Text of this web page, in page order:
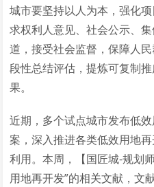
城市要坚持以人为本，强化
求权利人意见、社会公示、
道，接受社会监督，保障人
段性总结评估，提炼可复制
果。
近期，多个试点城市发布低
案，深入推进各类低效用地
利用。本周，【国匠城-规划
用地再开发”的相关文献，文